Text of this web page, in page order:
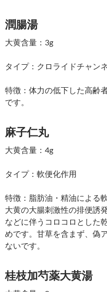
潤腸湯
大黄含量：3g
タイプ：クロライドチャン
特徴：体力の低下した高齢
です。
麻子仁丸
大黄含量：4g
タイプ：軟便化作用
特徴：脂肪油・精油による
大黄の大腸刺激性の排便誘
などに伴うコロコロとした
めです。甘草を含まず、偽
ないです。
桂枝加芍薬大黄湯